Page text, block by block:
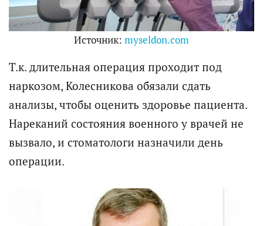
Источник: myseldon.com
Т.к. длительная операция проходит под
наркозом, Колесникова обязали сдать
анализы, чтобы оценить здоровье пациента.
Нареканий состояния военного у врачей не
вызвало, и стоматологи назначили день
операции.